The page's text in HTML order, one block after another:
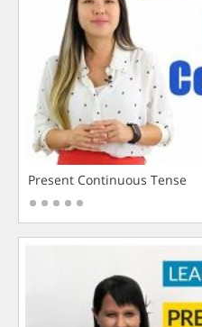
Present Continuous Tense